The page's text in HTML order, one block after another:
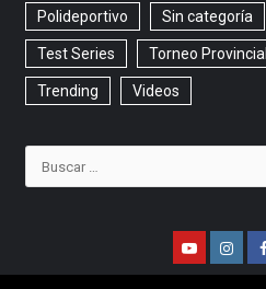
Polideportivo Sin categoría
Test Series Torneo Provincial
Trending Videos